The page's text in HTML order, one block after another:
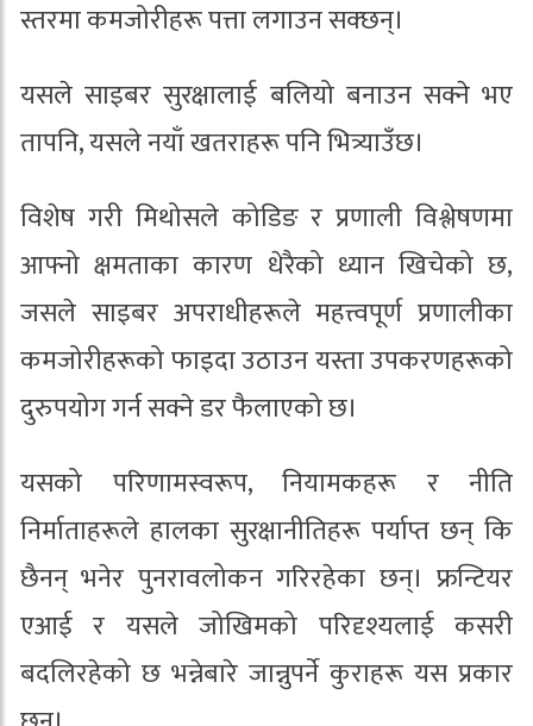
स्तरमा कमजोरीहरू पत्ता लगाउन सक्छन्।
यसले साइबर सुरक्षालाई बलियो बनाउन सक्ने भए
तापनि, यसले नयाँ खतराहरू पनि भित्र्याउँछ।
विशेष गरी मिथोसले कोडिङ र प्रणाली विश्लेषणमा
आफ्नो क्षमताका कारण धेरैको ध्यान खिचेको छ,
जसले साइबर अपराधीहरूले महत्त्वपूर्ण प्रणालीका
कमजोरीहरूको फाइदा उठाउन यस्ता उपकरणहरूको
दुरुपयोग गर्न सक्ने डर फैलाएको छ।
यसको परिणामस्वरूप, नियामकहरू र नीति
निर्माताहरूले हालका सुरक्षानीतिहरू पर्याप्त छन् कि
छैनन् भनेर पुनरावलोकन गरिरहेका छन्। फ्रन्टियर
एआई र यसले जोखिमको परिदृश्यलाई कसरी
बदलिरहेको छ भन्नेबारे जान्नुपर्ने कुराहरू यस प्रकार